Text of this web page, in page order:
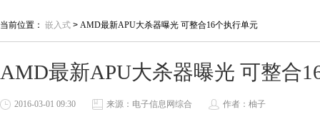
当前位置： 嵌入式 > AMD最新APU大杀器曝光 可整合16个执行单元
AMD最新APU大杀器曝光 可整合
2016-03-01 09:30 来源：电子信息网综合 作者：柚子